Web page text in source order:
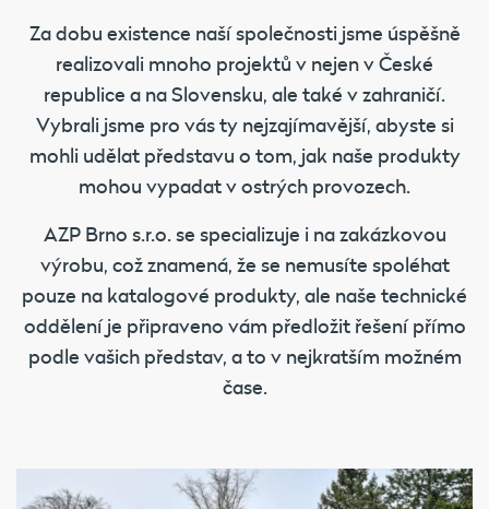
Za dobu existence naší společnosti jsme úspěšně
realizovali mnoho projektů v nejen v České
republice a na Slovensku, ale také v zahraničí.
Vybrali jsme pro vás ty nejzajímavější, abyste si
mohli udělat představu o tom, jak naše produkty
mohou vypadat v ostrých provozech.
AZP Brno s.r.o. se specializuje i na zakázkovou
výrobu, což znamená, že se nemusíte spoléhat
pouze na katalogové produkty, ale naše technické
oddělení je připraveno vám předložit řešení přímo
podle vašich představ, a to v nejkratším možném
čase.